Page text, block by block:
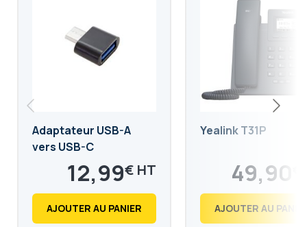
Adaptateur USB-A
vers USB-C
12,99€
15,59
AJOUTER AU PANIER
Yealink T31P
49,90
59,88
AJOUTER AU